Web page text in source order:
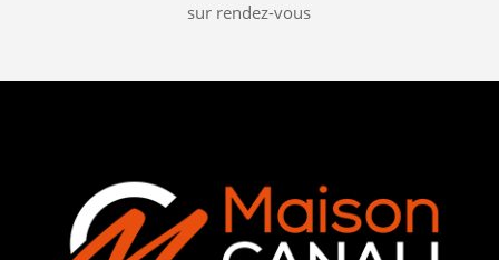
sur rendez-vous